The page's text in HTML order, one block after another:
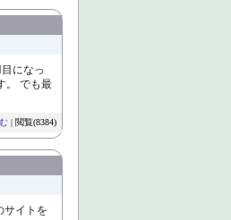
になっ
。 でも最
| 閲覧(8384)
サイトを